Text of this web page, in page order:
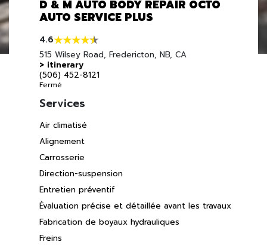
D & M AUTO BODY REPAIR OCTO
AUTO SERVICE PLUS
4.6
515 Wilsey Road, Fredericton, NB, CA
> itinerary
(506) 452-8121
Fermé
Services
Air climatisé
Alignement
Carrosserie
Direction-suspension
Entretien préventif
Évaluation précise et détaillée avant les travaux
Fabrication de boyaux hydrauliques
Freins